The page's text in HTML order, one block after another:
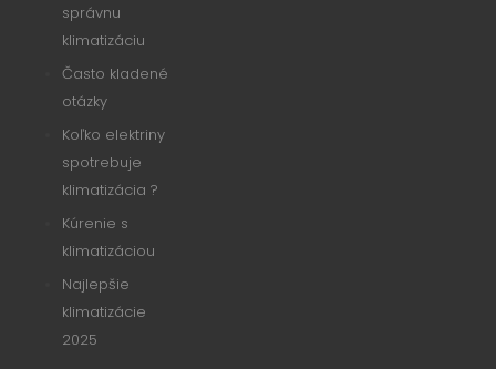
správnu
klimatizáciu
Často kladené
otázky
Koľko elektriny
spotrebuje
klimatizácia ?
Kúrenie s
klimatizáciou
Najlepšie
klimatizácie
2025